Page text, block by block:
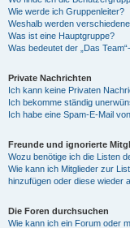
Wie werde ich Gruppenleiter?
Weshalb werden
Was ist eine Hauptgruppe?
Was bedeutet der „Das
Private Nachrichten
Ich kann keine Privaten
Ich bekomme ständig
Ich habe eine Spam-E-Mail
Freunde und ignorierte
Wozu benötige ich die Listen
Wie kann ich Mitglieder zur
hinzufügen oder diese wieder
Die Foren durchsuchen
Wie kann ich ein Forum oder